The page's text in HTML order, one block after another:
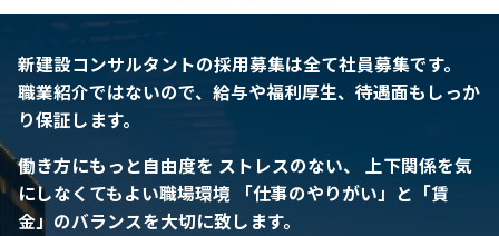
新建設コンサルタントの採用募集は全て社員募集です。
職業紹介ではないので、給与や福利厚生、待遇面もしっか
り保証します。
働き方にもっと自由度を ストレスのない、 上下関係を気
にしなくてもよい職場環境 「仕事のやりがい」と「賃
金」のバランスを大切に致します。